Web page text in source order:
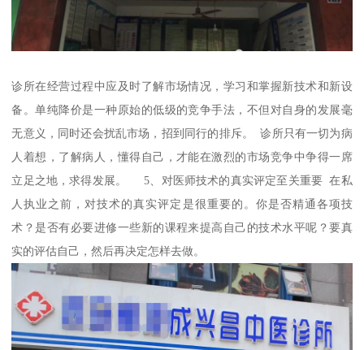
诊所在经营过程中应及时了解市场情况，学习和掌握新技术和新设
备。单纯降价是一种原始的低级的竞争手法，不但对自身的发展毫
无意义，同时还会扰乱市场，招到同行的排斥。 诊所只有一切为病
人着想，了解病人，懂得自己，才能在激烈的市场竞争中争得一席
立足之地，求得发展。 5、对医师技术的真实评定至关重要 在私
人执业之前，对技术的真实评定是很重要的。你是否精通各项技
术？是否有必要进修一些新的课程来提高自己的技术水平呢？要真
实的评估自己，然后再决定怎样去做。